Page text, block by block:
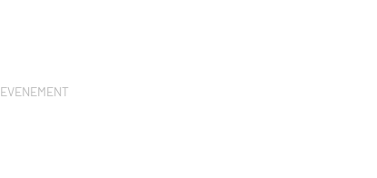
EVENEMENT